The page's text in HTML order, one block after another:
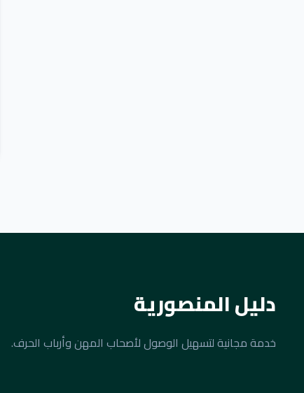
دليل المنصورية
خدمة مجانية لتسهيل الوصول لأصحاب المهن وأرباب الحرف.